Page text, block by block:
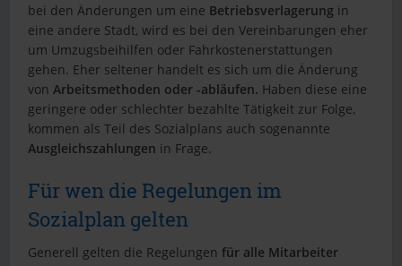
bei den Änderungen um eine Betriebsverlagerung in
eine andere Stadt, wird es bei den Vereinbarungen eher
um Umzugsbeihilfen oder Fahrkostenerstattungen
gehen. Eher seltener handelt es sich um die Änderung
von Arbeitsmethoden oder -abläufen. Haben diese eine
geringere oder schlechter bezahlte Tätigkeit zur Folge,
kommen als Teil des Sozialplans auch sogenannte
Ausgleichszahlungen in Frage.
Für wen die Regelungen im
Sozialplan gelten
Generell gelten die Regelungenfür alle Mitarbeiter